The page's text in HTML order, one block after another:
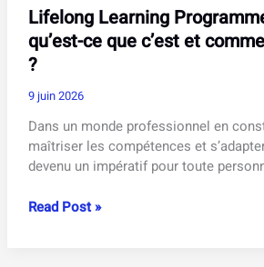
Lifelong Learning
qu’est-ce que c’est et
?
9 juin 2026
Dans un monde professionnel en
maîtriser les compétences et
devenu un impératif pour toute
Lifelong
Read Post »